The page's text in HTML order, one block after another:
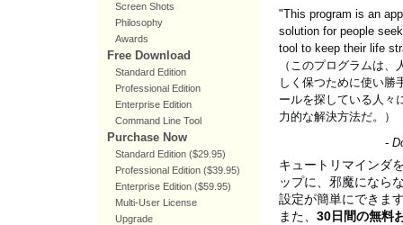
Screen Shots
Philosophy
Awards
Free Download
Standard Edition
Professional Edition
Enterprise Edition
Command Line Tool
Purchase Now
Standard Edition ($29.95)
Professional Edition ($39.95)
Enterprise Edition ($59.95)
Multi-User License
Upgrade
"This program is an
solution for people
tool to keep their life
（このプログラムは、
しく保つために使い勝
ールを探している人々
力的な解決方法だ。）
-
キュートリマインダ
ップに、邪魔になら
設定が簡単にできま
また、 30日間の無料